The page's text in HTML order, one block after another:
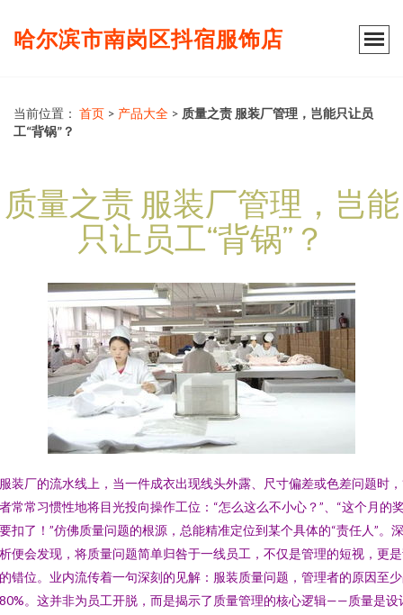
哈尔滨市南岗区抖宿服饰店
当前位置： 首页 > 产品大全 > 质量之责 服装厂管理，岂能只让员
工“背锅”？
质量之责 服装厂管理，岂能
只让员工“背锅”？
装厂的流水线上，当一件成衣出现线头外露、尺寸偏差或色差问题时
常常习惯性地将目光投向操作工位：“怎么这么不小心？”、“这个月的
扣了！”仿佛质量问题的根源，总能精准定位到某个具体的“责任人”。
便会发现，将质量问题简单归咎于一线员工，不仅是管理的短视，更
错位。业内流传着一句深刻的见解：服装质量问题，管理者的原因至
。这并非为员工开脱，而是揭示了质量管理的核心逻辑——质量是设